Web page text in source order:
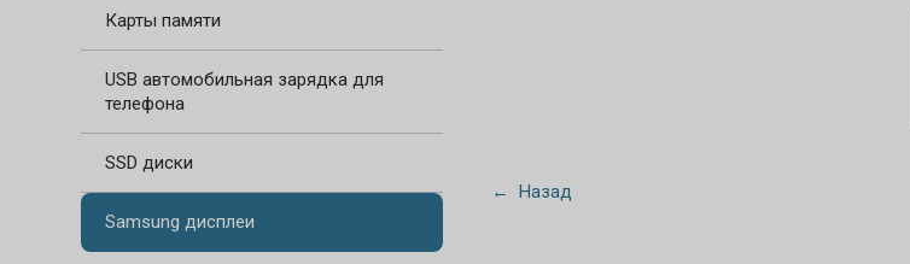
Карты памяти
USB автомобильная зарядка для
телефона
SSD диски
Samsung дисплеи
← Назад